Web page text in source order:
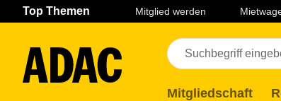
Navigation Seiteninhalt Fußzeile
Top Themen Mitglied werden
Mitgliedschaft